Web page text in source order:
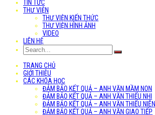
TIN TỨC
THƯ VIỆN
THƯ VIỆN KIẾN THỨC
THƯ VIỆN HÌNH ẢNH
VIDEO
LIÊN HỆ
TRANG CHỦ
GIỚI THIỆU
CÁC KHÓA HỌC
ĐẢM BẢO KẾT QUẢ – ANH VĂN MẦM NON
ĐẢM BẢO KẾT QUẢ – ANH VĂN THIẾU NHI
ĐẢM BẢO KẾT QUẢ – ANH VĂN THIẾU NIÊN
ĐẢM BẢO KẾT QUẢ – ANH VĂN GIAO TIẾP